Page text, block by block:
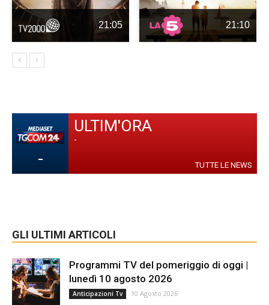
21:05 21:10
-
ULTIM'ORA
-
TUTTE LE NEWS
GLI ULTIMI ARTICOLI
Programmi TV del pomeriggio di oggi |
lunedì 10 agosto 2026
Anticipazioni Tv 10 Agosto 2026